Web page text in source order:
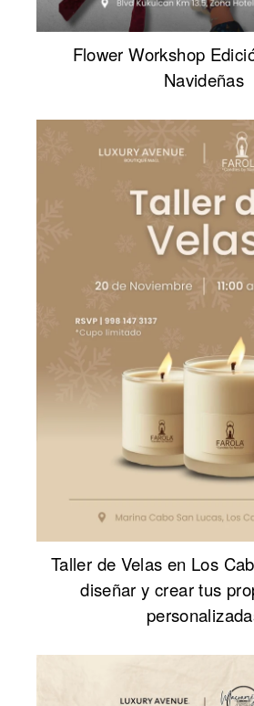
Flower Workshop
Navideñas
Taller de Velas en Los
diseñar y crear tus